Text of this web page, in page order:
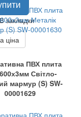
закладки
ціна
ПВХ плита
Світло-
мармур (S) SW-
00001629